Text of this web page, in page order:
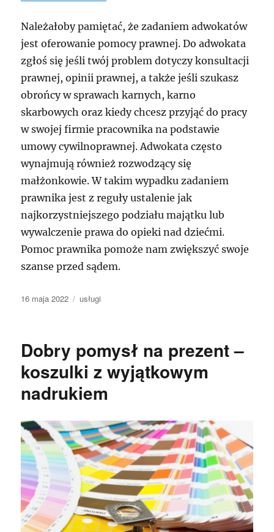
Należałoby pamiętać, że zadaniem adwokatów
jest oferowanie pomocy prawnej. Do adwokata
zgłoś się jeśli twój problem dotyczy konsultacji
prawnej, opinii prawnej, a także jeśli szukasz
obrońcy w sprawach karnych, karno
skarbowych oraz kiedy chcesz przyjąć do pracy
w swojej firmie pracownika na podstawie
umowy cywilnoprawnej. Adwokata często
wynajmują również rozwodzący się
małżonkowie. W takim wypadku zadaniem
prawnika jest z reguły ustalenie jak
najkorzystniejszego podziału majątku lub
wywalczenie prawa do opieki nad dziećmi.
Pomoc prawnika pomoże nam zwiększyć swoje
szanse przed sądem.
Data
16 maja 2022 Kategorie
usługi
Dobry pomysł na prezent –
koszulki z wyjątkowym
nadrukiem